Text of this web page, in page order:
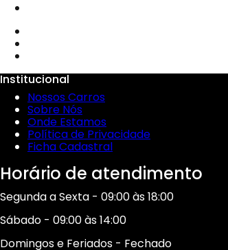
Institucional
Nossos Carros
Sobre Nós
Onde Estamos
Política de Privacidade
Ficha Cadastral
Horário de atendimento
Segunda a Sexta - 09:00 às 18:00
Sábado - 09:00 às 14:00
Domingos e Feriados - Fechado